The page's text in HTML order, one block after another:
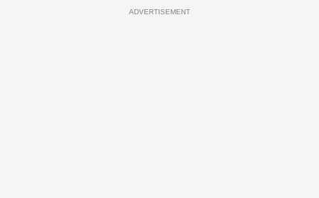
ADVERTISEMENT